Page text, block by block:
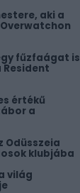
aki a
fűzfaágat is
értékű
a
Odüsszeia
klubjába
világ